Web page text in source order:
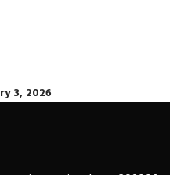
3, 2026